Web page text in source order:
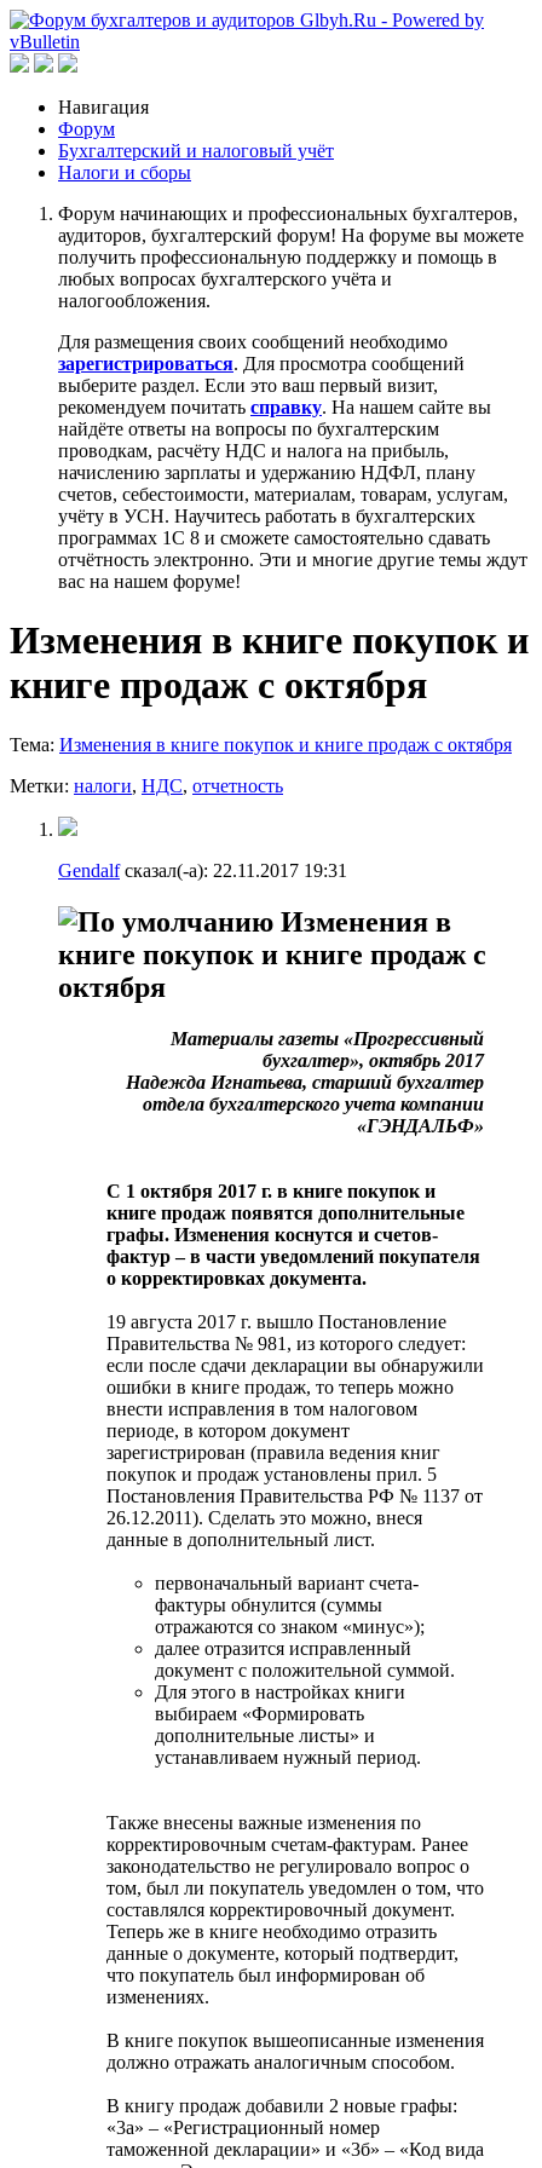
Навигация
Форум
Бухгалтерский и налоговый учёт
Налоги и сборы
Форум начинающих и профессиональных бухгалтеров,
аудиторов, бухгалтерский форум! На форуме вы можете
получить профессиональную поддержку и помощь в
любых вопросах бухгалтерского учёта и
налогообложения.
Для размещения своих сообщений необходимо
зарегистрироваться. Для просмотра сообщений
выберите раздел. Если это ваш первый визит,
рекомендуем почитать справку. На нашем сайте вы
найдёте ответы на вопросы по бухгалтерским
проводкам, расчёту НДС и налога на прибыль,
начислению зарплаты и удержанию НДФЛ, плану
счетов, себестоимости, материалам, товарам, услугам,
учёту в УСН. Научитесь работать в бухгалтерских
программах 1С 8 и сможете самостоятельно сдавать
отчётность электронно. Эти и многие другие темы ждут
вас на нашем форуме!
Изменения в книге покупок и
книге продаж с октября
Тема: Изменения в книге покупок и книге продаж с октября
Метки: налоги, НДС, отчетность
Gendalfсказал(-а): 22.11.2017 19:31
Изменения в
книге покупок и книге продаж с
октября
Материалы газеты «Прогрессивный
бухгалтер», октябрь 2017
Надежда Игнатьева, старший бухгалтер
отдела бухгалтерского учета компании
«ГЭНДАЛЬФ»
С 1 октября 2017 г. в книге покупок и
книге продаж появятся дополнительные
графы. Изменения коснутся и счетов-
фактур – в части уведомлений покупателя
о корректировках документа.
19 августа 2017 г. вышло Постановление
Правительства № 981, из которого следует:
если после сдачи декларации вы обнаружили
ошибки в книге продаж, то теперь можно
внести исправления в том налоговом
периоде, в котором документ
зарегистрирован (правила ведения книг
покупок и продаж установлены прил. 5
Постановления Правительства РФ № 1137 от
26.12.2011). Сделать это можно, внеся
данные в дополнительный лист.
первоначальный вариант счета-
фактуры обнулится (суммы
отражаются со знаком «минус»);
далее отразится исправленный
документ с положительной суммой.
Для этого в настройках книги
выбираем «Формировать
дополнительные листы» и
устанавливаем нужный период.
Также внесены важные изменения по
корректировочным счетам-фактурам. Ранее
законодательство не регулировало вопрос о
том, был ли покупатель уведомлен о том, что
составлялся корректировочный документ.
Теперь же в книге необходимо отразить
данные о документе, который подтвердит,
что покупатель был информирован об
изменениях.
В книге покупок вышеописанные изменения
должно отражать аналогичным способом.
В книгу продаж добавили 2 новые графы:
«3а» – «Регистрационный номер
таможенной декларации» и «3б» – «Код вида